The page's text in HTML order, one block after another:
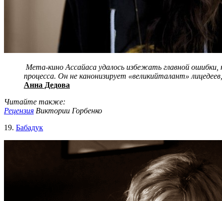
Мета-кино Ассайаса удалось избежать главной
процесса. Он не канонизирует «великийталант»
Анна Дедова
Читайте также:
Рецензия Виктории Горбенко
19. Бабадук